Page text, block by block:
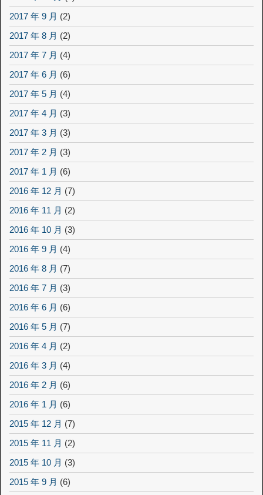
2017 年 9 月 (2)
2017 年 8 月 (2)
2017 年 7 月 (4)
2017 年 6 月 (6)
2017 年 5 月 (4)
2017 年 4 月 (3)
2017 年 3 月 (3)
2017 年 2 月 (3)
2017 年 1 月 (6)
2016 年 12 月 (7)
2016 年 11 月 (2)
2016 年 10 月 (3)
2016 年 9 月 (4)
2016 年 8 月 (7)
2016 年 7 月 (3)
2016 年 6 月 (6)
2016 年 5 月 (7)
2016 年 4 月 (2)
2016 年 3 月 (4)
2016 年 2 月 (6)
2016 年 1 月 (6)
2015 年 12 月 (7)
2015 年 11 月 (2)
2015 年 10 月 (3)
2015 年 9 月 (6)